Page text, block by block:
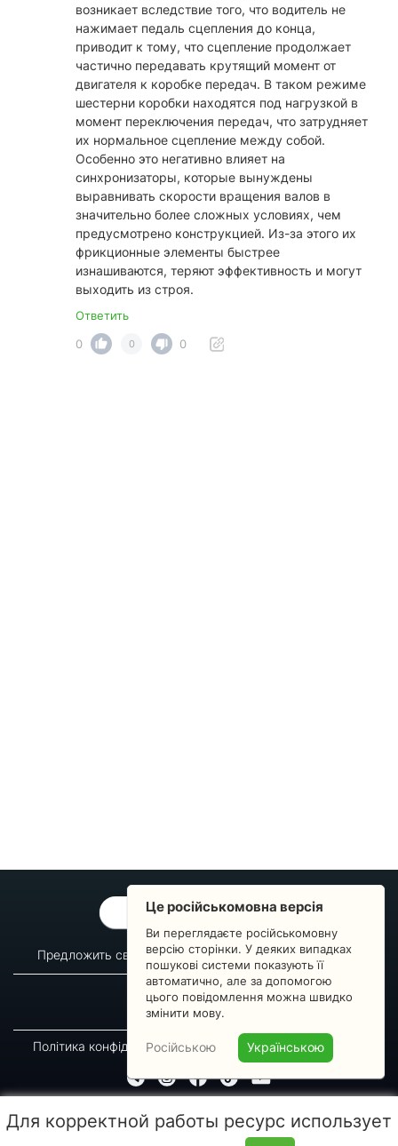
возникает вследствие того, что водитель не
нажимает педаль сцепления до конца,
приводит к тому, что сцепление продолжает
частично передавать крутящий момент от
двигателя к коробке передач. В таком режиме
шестерни коробки находятся под нагрузкой в
момент переключения передач, что затрудняет
их нормальное сцепление между собой.
Особенно это негативно влияет на
синхронизаторы, которые вынуждены
выравнивать скорости вращения валов в
значительно более сложных условиях, чем
предусмотрено конструкцией. Из-за этого их
фрикционные элементы быстрее
изнашиваются, теряют эффективность и могут
выходить из строя.
Ответить
0
0 0
ОБРАТНАЯ СВЯЗЬ
Предложить свой вопрос Статистика изменений
О сервисе
Преподавателям
Новости
Пульс страны
Політика конфіденційності Угода підписника
Копирование, перепечатка либо использование материалов данной страницы для
Це російськомовна версія
Ви переглядаєте російськомовну
версію сторінки. У деяких випадках
пошукові системи показують її
автоматично, але за допомогою
цього повідомлення можна швидко
змінити мову.
Російською Українською
Для корректной работы ресурс использует